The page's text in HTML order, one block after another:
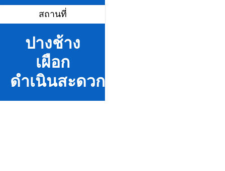
สถานที่
ปางช้าง
เผือก
ดำเนินสะดวก